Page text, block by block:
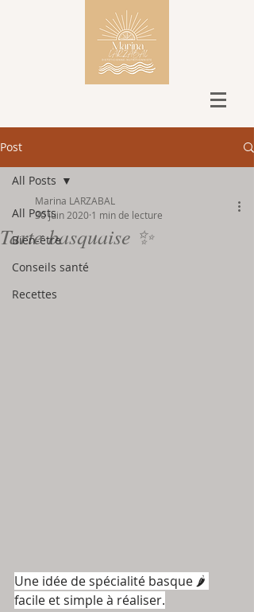
Post
All Posts
Bien-être
Conseils santé
Recettes
All Posts
Tarte basquaise ✨
Marina LARZABAL
30 juin 2020 1 min de lecture
Une idée de spécialité basque 🌶
facile et simple à réaliser.